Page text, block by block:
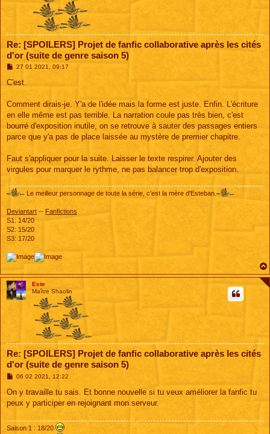
Re: [SPOILERS] Projet de fanfic collaborative après les cités
d'or (suite de genre saison 5)
M
s
g
27 01 2021, 09:17
C'est.
Comment dirais-je. Y'a de l'idée mais la forme est juste. Enfin. L'écriture
en elle même est pas terrible. La narration coule pas très bien, c'est
bourré d'exposition inutile, on se retrouve à sauter des passages entiers
parce que y'a pas de place laissée au mystère de premier chapitre.
Faut s'appliquer pour la suite. Laisser le texte respirer. Ajouter des
virgules pour marquer le rythme, ne pas balancer trop d'exposition.
Le meilleur personnage de toute la série, c'est la mère d'Esteban.
Deviantart -- Fanfictions
S1: 14/20
S2: 15/20
S3: 17/20
Este
Maître Shaolin
Re: [SPOILERS] Projet de fanfic collaborative après les cités
d'or (suite de genre saison 5)
M
s
a
06 02 2021, 12:22
On y travaille tu sais. Et bonne nouvelle si tu veux améliorer la fanfic tu
peux y participer en rejoignant mon serveur.
Saison 1 : 18/20